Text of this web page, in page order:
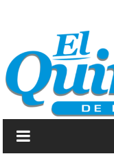
Quincenal
de
las
Californias
Primero